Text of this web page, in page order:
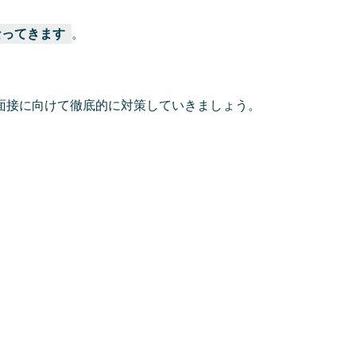
てきます 。
に向けて徹底的に対策していきましょう。